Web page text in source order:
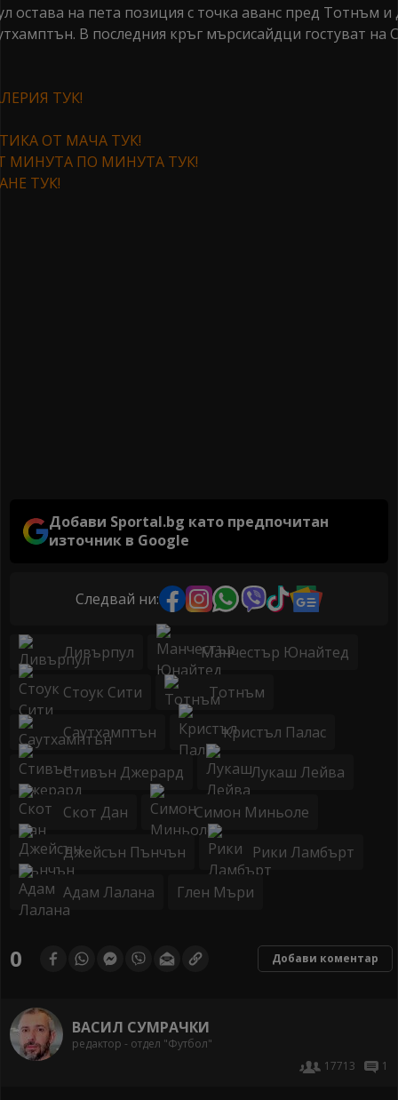
остава на пета позиция с точка аванс пред Тотнъм и
В последния кръг мърсисайдци гостуват на
ТУК!
ОТ МАЧА ТУК!
МИНУТА ПО МИНУТА ТУК!
ТУК!
Добави Sportal.bg като предпочитан
източник в Google
Следвай ни:
Ливърпул Манчестър Юнайтед
Стоук Сити Тотнъм
Саутхамптън Кристъл Палас
Стивън Джерард Лукаш Лейва
Скот Дан Симон Миньоле
Джейсън Пънчън Рики Ламбърт
Адам Лалана Глен Мъри
0 Добави коментар
ВАСИЛ СУМРАЧКИ
редактор - отдел "Футбол"
17713
1